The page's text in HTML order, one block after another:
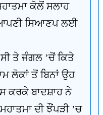
ਕੋਲੋਂ ਸਲਾਹ
ਆਪਣੀ ਸਿਆਣਪ ਲਈ
ਤੇ ਜੰਗਲ ’ਚੋਂ ਕਿਤੇ
ਲੋਕਾਂ ਤੋਂ ਬਿਨਾਂ ਉਹ
ਕਰਕੇ ਬਾਦਸ਼ਾਹ ਨੇ
ਦੀ ਝੌਂਪੜੀ ’ਚ